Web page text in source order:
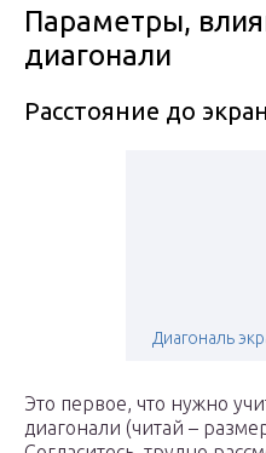
Параметры,
диагонали
Расстояние до
Диагональ
Это первое, что нужно
диагонали (читай –